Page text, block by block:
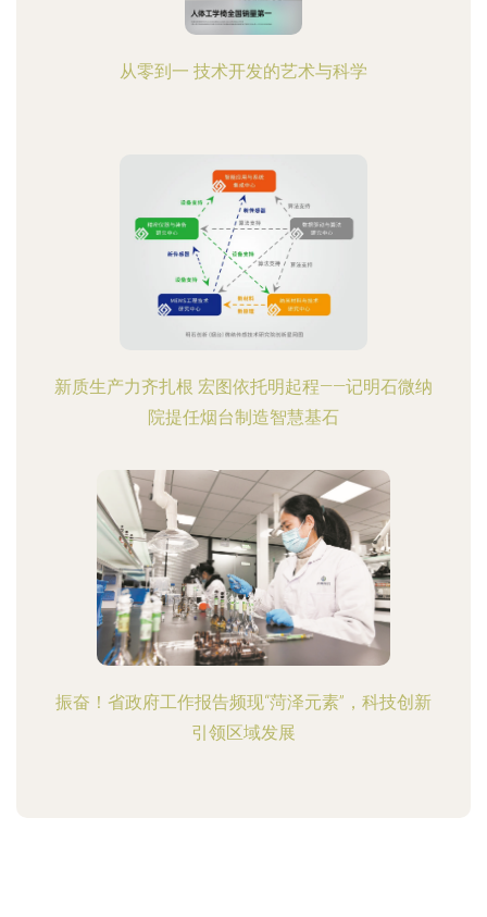
从零到一 技术开发的艺术与科学
新质生产力齐扎根 宏图依托明起程——记明石微纳
院提任烟台制造智慧基石
振奋！省政府工作报告频现“菏泽元素”，科技创新
引领区域发展